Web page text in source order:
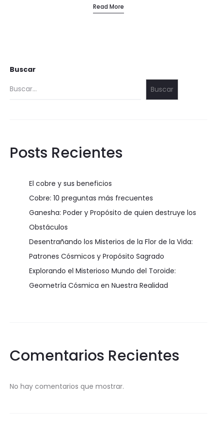
Read More
Buscar
Buscar
Posts Recientes
El cobre y sus beneficios
Cobre: 10 preguntas más frecuentes
Ganesha: Poder y Propósito de quien destruye los
Obstáculos
Desentrañando los Misterios de la Flor de la Vida:
Patrones Cósmicos y Propósito Sagrado
Explorando el Misterioso Mundo del Toroide:
Geometría Cósmica en Nuestra Realidad
Comentarios Recientes
No hay comentarios que mostrar.